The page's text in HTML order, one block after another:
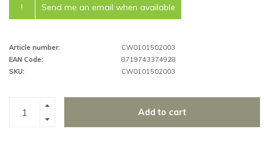
! Send me an email when available
Article number:
CW0101502003
EAN Code:
8719743374928
SKU:
CW0101502003
Add to cart